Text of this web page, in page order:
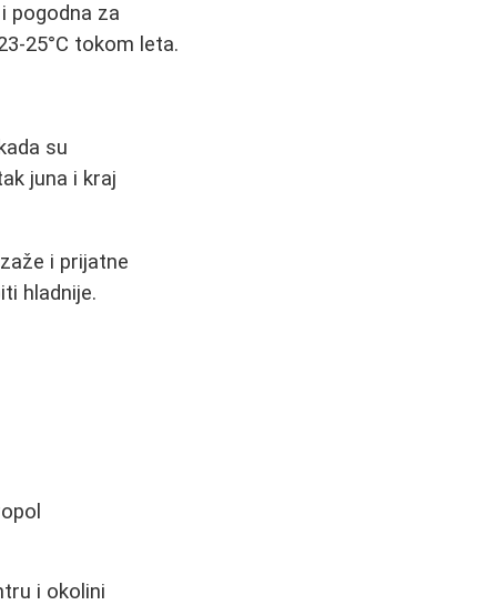
pogodna za
25°C tokom leta.
su
juna i kraj
i prijatne
hladnije.
i okolini